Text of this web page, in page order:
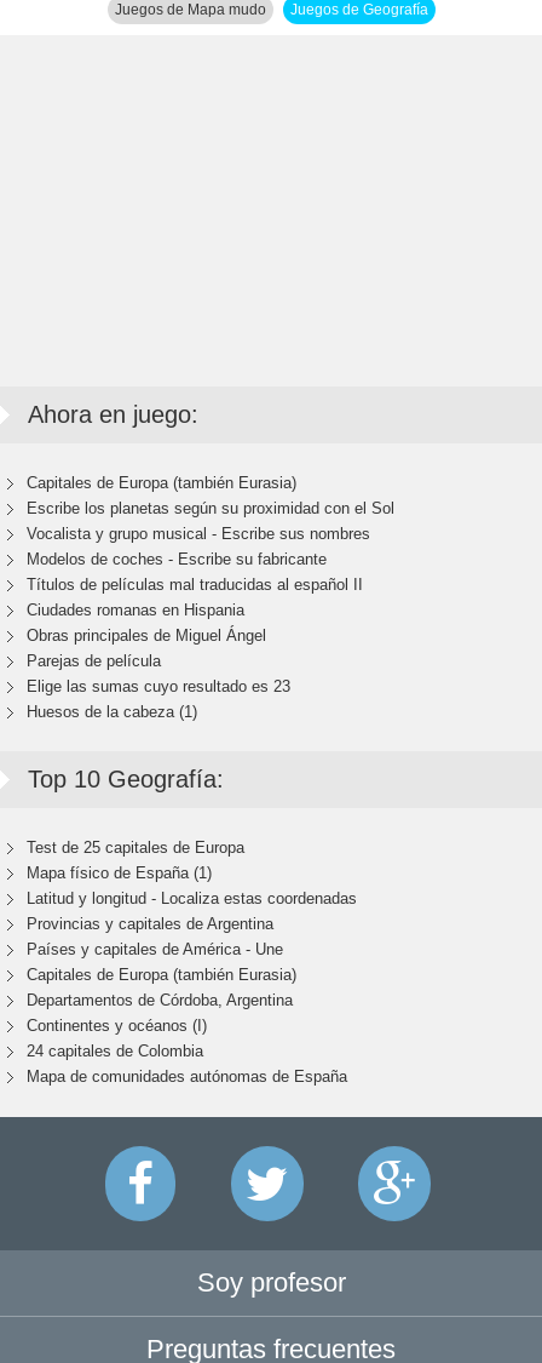
Juegos de Mapa mudo Juegos de Geografía
Ahora en juego:
Capitales de Europa (también Eurasia)
Escribe los planetas según su proximidad con el Sol
Vocalista y grupo musical - Escribe sus nombres
Modelos de coches - Escribe su fabricante
Títulos de películas mal traducidas al español II
Ciudades romanas en Hispania
Obras principales de Miguel Ángel
Parejas de película
Elige las sumas cuyo resultado es 23
Huesos de la cabeza (1)
Top 10 Geografía:
Test de 25 capitales de Europa
Mapa físico de España (1)
Latitud y longitud - Localiza estas coordenadas
Provincias y capitales de Argentina
Países y capitales de América - Une
Capitales de Europa (también Eurasia)
Departamentos de Córdoba, Argentina
Continentes y océanos (I)
24 capitales de Colombia
Mapa de comunidades autónomas de España
Soy profesor
Preguntas frecuentes